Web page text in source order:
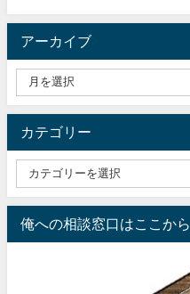
アーカイブ
カテゴリー
俺への相談窓口はここから